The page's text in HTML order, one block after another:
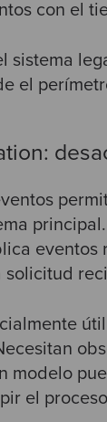
con el
sistema
el
modelo
el